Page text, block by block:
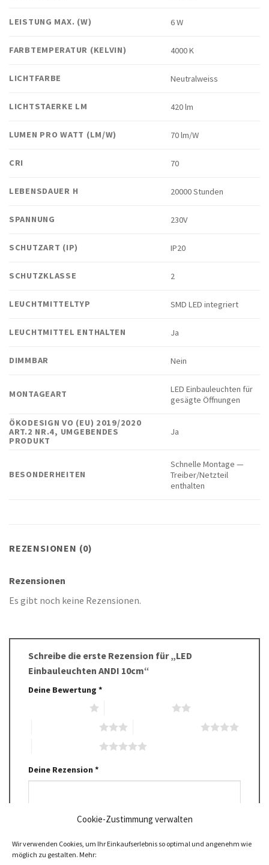
Cookie-Zustimmung verwalten
Wir verwenden Cookies, um Ihr Einkaufserlebnis so optimal und angenehm wie
möglich zu gestalten. Mehr:
LEISTUNG MAX. (W) 6 W
FARBTEMPERATUR (KELVIN) 4000 K
LICHTFARBE Neutralweiss
LICHTSTAERKE LM 420 lm
LUMEN PRO WATT (LM/W) 70 lm/W
CRI 70
LEBENSDAUER H 20000 Stunden
SPANNUNG 230V
SCHUTZART (IP) IP20
SCHUTZKLASSE 2
LEUCHTMITTELTYP SMD LED integriert
LEUCHTMITTEL ENTHALTEN Ja
DIMMBAR Nein
MONTAGEART
LED Einbauleuchten für
gesägte Öffnungen
ÖKODESIGN VO (EU) 2019/2020
ART.2 NR.4, UMGEBENDES
PRODUKT
Ja
BESONDERHEITEN
Schnelle Montage —
Treiber/Netzteil
enthalten
REZENSIONEN (0)
Rezensionen
Es gibt noch keine Rezensionen.
Schreibe die erste Rezension für „LED
Einbauleuchten ANDI 10cm“
Deine Bewertung *
Deine Rezension*